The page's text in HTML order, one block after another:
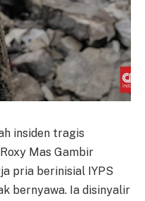
insiden tragis
Mas Gambir
pria berinisial IYPS
bernyawa. Ia disinyalir